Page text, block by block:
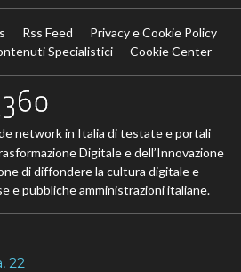
Rss Feed
Privacy e Cookie Policy
Specialistici
Cookie Center
network in Italia di testate e portali
Digitale e dell’Innovazione
di diffondere la cultura digitale e
e pubbliche amministrazioni italiane.
22